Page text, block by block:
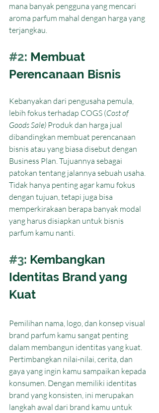
mana banyak pengguna yang mencari
aroma parfum mahal dengan harga yang
terjangkau.
#2: Membuat
Perencanaan Bisnis
Kebanyakan dari pengusaha pemula,
lebih fokus terhadap COGS (Cost of
Goods Sale) Produk dan harga jual
dibandingkan membuat perencanaan
bisnis atau yang biasa disebut dengan
Business Plan. Tujuannya sebagai
patokan tentang jalannya sebuah usaha.
Tidak hanya penting agar kamu fokus
dengan tujuan, tetapi juga bisa
memperkirakaan berapa banyak modal
yang harus disiapkan untuk bisnis
parfum kamu nanti.
#3: Kembangkan
Identitas Brand yang
Kuat
Pemilihan nama, logo, dan konsep visual
brand parfum kamu sangat penting
dalam membangun identitas yang kuat.
Pertimbangkan nilai-nilai, cerita, dan
gaya yang ingin kamu sampaikan kepada
konsumen. Dengan memiliki identitas
brand yang konsisten, ini merupakan
langkah awal dari brand kamu untuk